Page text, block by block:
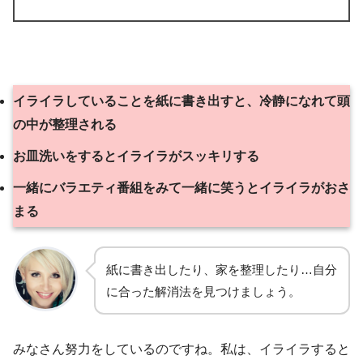
イライラしていることを紙に書き出すと、冷静になれて頭
の中が整理される
お皿洗いをするとイライラがスッキリする
一緒にバラエティ番組をみて一緒に笑うとイライラがおさ
まる
紙に書き出したり、家を整理したり…自分
に合った解消法を見つけましょう。
みなさん努力をしているのですね。私は、イライラすると